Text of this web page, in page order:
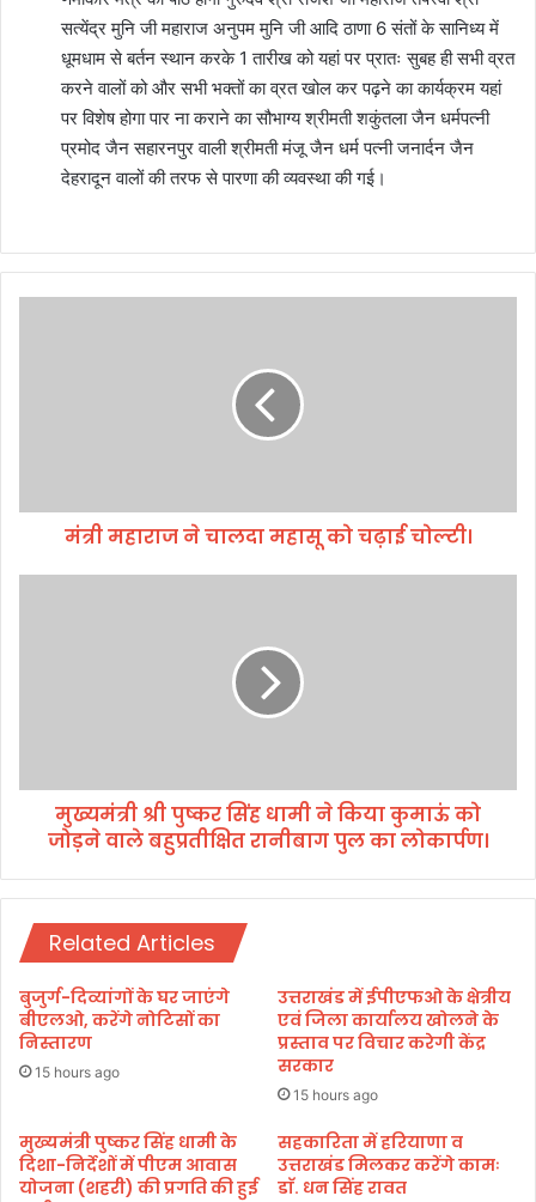
सत्येंद्र मुनि जी महाराज अनुपम मुनि जी आदि ठाणा 6 संतों के सानिध्य में
धूमधाम से बर्तन स्थान करके 1 तारीख को यहां पर प्रातः सुबह ही सभी व्रत
करने वालों को और सभी भक्तों का व्रत खोल कर पढ़ने का कार्यक्रम यहां
पर विशेष होगा पार ना कराने का सौभाग्य श्रीमती शकुंतला जैन धर्मपत्नी
प्रमोद जैन सहारनपुर वाली श्रीमती मंजू जैन धर्म पत्नी जनार्दन जैन
देहरादून वालों की तरफ से पारणा की व्यवस्था की गई।
ल
।
मंत्री महाराज ने चालदा महासू को चढ़ाई चोल्टी।
सिं
या
कु
मा
ऊं
को
जो
वा
ले
ब
मुख्यमंत्री श्री पुष्कर सिंह धामी ने किया कुमाऊं को
जोड़ने वाले बहुप्रतीक्षित रानीबाग पुल का लोकार्पण।
Related Articles
बुजुर्ग-दिव्यांगों के घर जाएंगे
बीएलओ, करेंगे नोटिसों का
निस्तारण
15 hours ago
उत्तराखंड में ईपीएफओ के क्षेत्रीय
एवं जिला कार्यालय खोलने के
प्रस्ताव पर विचार करेगी केंद्र
सरकार
15 hours ago
मुख्यमंत्री पुष्कर सिंह धामी के
दिशा-निर्देशों में पीएम आवास
योजना (शहरी) की प्रगति की हुई
सहकारिता में हरियाणा व
उत्तराखंड मिलकर करेंगे कामः
डाॅ. धन सिंह रावत